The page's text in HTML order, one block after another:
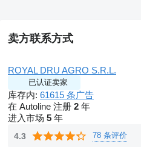
卖方联系方式
ROYAL DRU AGRO S.R.L.
已认证卖家
库存内: 61615 条广告
在 Autoline 注册 2 年
进入市场 5 年
4.3 78 条评价